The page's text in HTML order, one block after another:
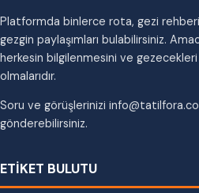
Platformda binlerce rota, gezi
gezgin paylaşımları bulabilirsiniz.
herkesin bilgilenmesini ve
olmalarıdır.
Soru ve görüşlerinizi
gönderebilirsiniz.
ETİKET BULUTU